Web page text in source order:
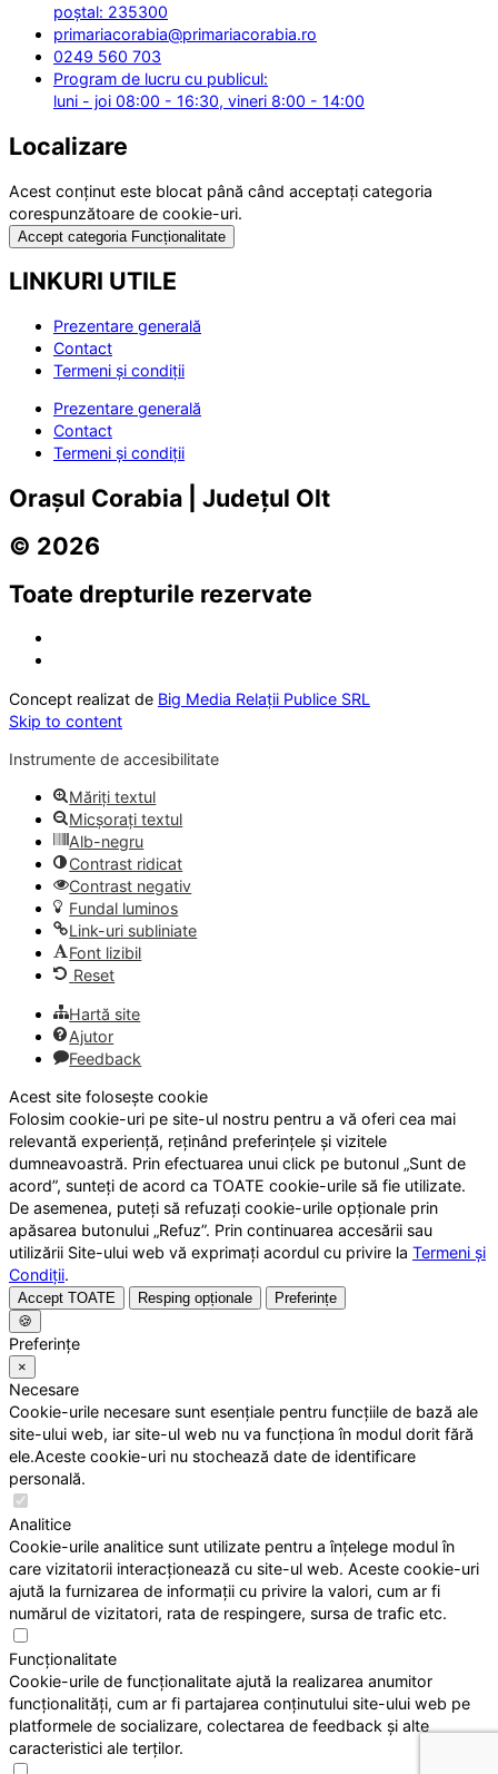
poștal: 235300
primariacorabia@primariacorabia.ro
0249 560 703
Program de lucru cu publicul:
luni - joi 08:00 - 16:30, vineri 8:00 - 14:00
Localizare
Acest conținut este blocat până când acceptați categoria
corespunzătoare de cookie-uri.
Accept categoria Funcționalitate
LINKURI UTILE
Prezentare generală
Contact
Termeni și condiții
Prezentare generală
Contact
Termeni și condiții
Orașul Corabia | Județul Olt
© 2026
Toate drepturile rezervate
Concept realizat de Big Media Relații Publice SRL
Skip to content
Instrumente de accesibilitate
Măriți textul
Micșorați textul
Alb-negru
Contrast ridicat
Contrast negativ
Fundal luminos
Link-uri subliniate
Font lizibil
Reset
Hartă site
Ajutor
Feedback
Acest site folosește cookie
Folosim cookie-uri pe site-ul nostru pentru a vă oferi cea mai
relevantă experiență, reținând preferințele și vizitele
dumneavoastră. Prin efectuarea unui click pe butonul „Sunt de
acord”, sunteți de acord ca TOATE cookie-urile să fie utilizate.
De asemenea, puteți să refuzați cookie-urile opționale prin
apăsarea butonului „Refuz”. Prin continuarea accesării sau
utilizării Site-ului web vă exprimați acordul cu privire la Termeni și
Condiții.
Accept TOATE Resping opționale
Preferințe
🍪
Preferințe
×
Necesare
Cookie-urile necesare sunt esențiale pentru funcțiile de bază ale
site-ului web, iar site-ul web nu va funcționa în modul dorit fără
ele.Aceste cookie-uri nu stochează date de identificare
personală.
Analitice
Cookie-urile analitice sunt utilizate pentru a înțelege modul în
care vizitatorii interacționează cu site-ul web. Aceste cookie-uri
ajută la furnizarea de informații cu privire la valori, cum ar fi
numărul de vizitatori, rata de respingere, sursa de trafic etc.
Funcționalitate
Cookie-urile de funcționalitate ajută la realizarea anumitor
funcționalități, cum ar fi partajarea conținutului site-ului web pe
platformele de socializare, colectarea de feedback și alte
caracteristici ale terților.